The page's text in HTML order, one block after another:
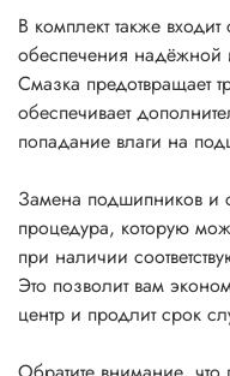
В комплект также
обеспечения надёжной
Смазка предотвращает
обеспечивает
попадание влаги на
Замена подшипников и
процедура, которую
при наличии
Это позволит вам
центр и продлит срок